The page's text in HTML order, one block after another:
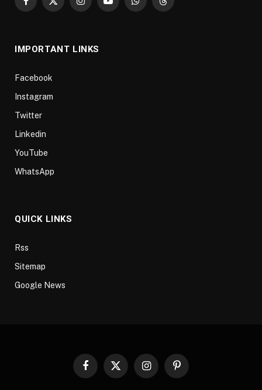
Facebook
X
InstagramYouTubeWhatsAppThreads
IMPORTANT LINKS
Facebook
Instagram
Twitter
Linkedin
YouTube
WhatsApp
QUICK LINKS
Rss
Sitemap
Google News
Facebook
X
InstagramPinterest